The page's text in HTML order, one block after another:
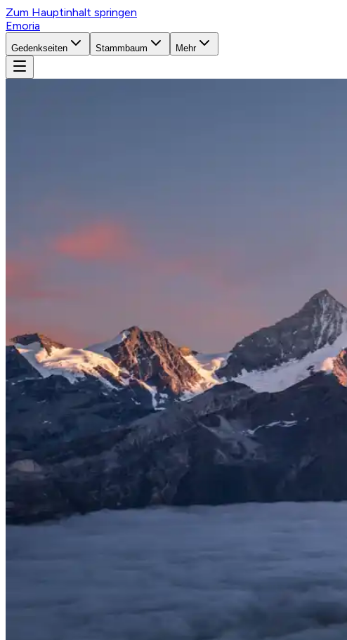
Zum Hauptinhalt springen
Emoria
Gedenkseiten Stammbaum Mehr